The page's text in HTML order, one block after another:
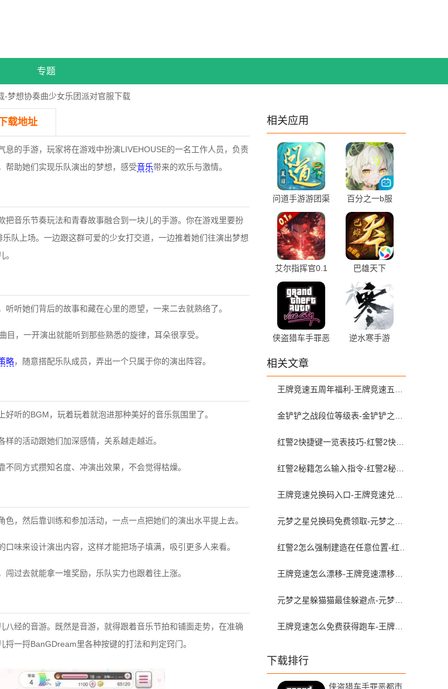
专题
梦想协奏曲少女乐团派对官服下载
载地址
的手游，玩家将在游戏中扮演LIVEHOUSE的一名工作人员，负责
帮助她们实现乐队演出的梦想，感受音乐带来的欢乐与激情。
把音乐节奏玩法和青春故事融合到一块儿的手游。你在游戏里要扮
队上场。一边跟这群可爱的少女打交道，一边推着她们往演出梦想
听她们背后的故事和藏在心里的愿望，一来二去就熟络了。
，一开演出就能听到那些熟悉的旋律，耳朵很享受。
略，随意搭配乐队成员，弄出一个只属于你的演出阵容。
听的BGM，玩着玩着就泡进那种美好的音乐氛围里了。
的活动跟她们加深感情，关系越走越近。
同方式攒知名度、冲演出效果，不会觉得枯燥。
，然后靠训练和参加活动，一点一点把她们的演出水平提上去。
味来设计演出内容，这样才能把场子填满，吸引更多人来看。
过去就能拿一堆奖励，乐队实力也跟着往上涨。
八经的音游。既然是音游，就得跟着音乐节拍和铺面走势，在准确
一捋BanGDream里各种按键的打法和判定窍门。
相关应用
问道手游游团渠
道版
百分之一b服
艾尔指挥官0.1
折
巴雄天下
侠盗猎车手罪恶
逆水寒手游
相关文章
下载排行
侠盗猎车手罪恶都市